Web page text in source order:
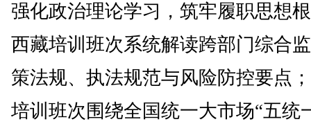
强化政治理论学习，筑牢履职思想
西藏培训班次系统解读跨部门综合
策法规、执法规范与风险防控要点
培训班次围绕全国统一大市场“五统